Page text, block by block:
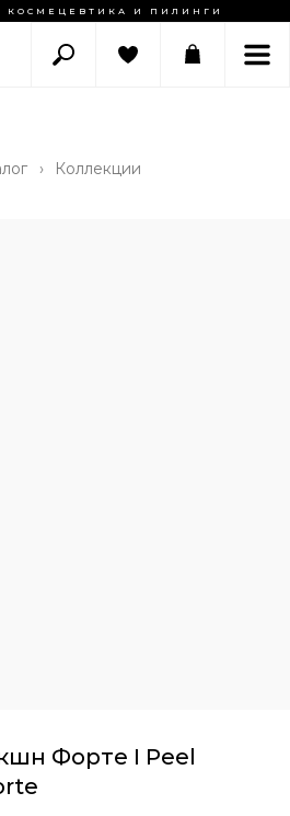
КОСМЕЦЕВТИКА И ПИЛИНГИ
› Коллекции
Форте I Peel